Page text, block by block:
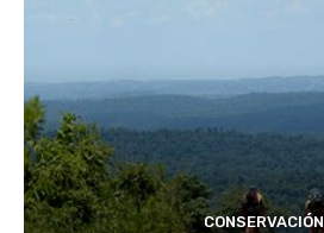
CONSERVACIÓN